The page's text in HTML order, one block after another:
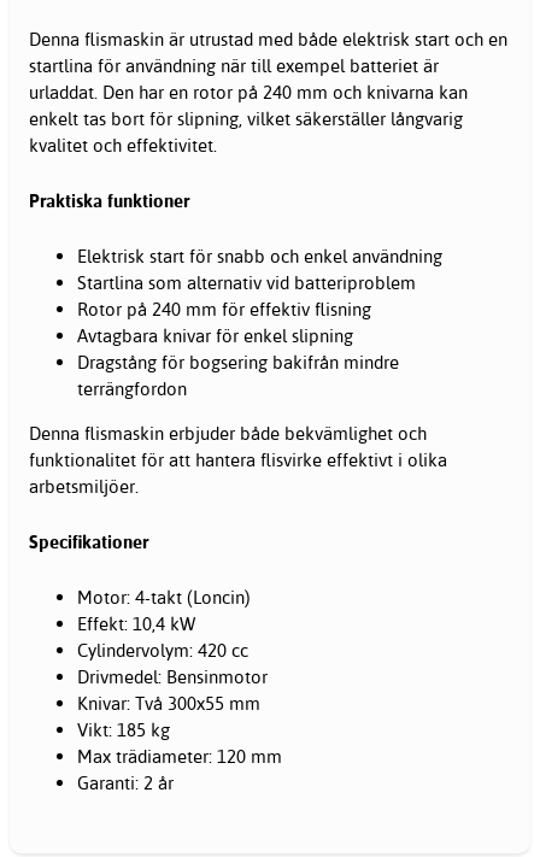
Denna flismaskin är utrustad med både elektrisk start och en
startlina för användning när till exempel batteriet är
urladdat. Den har en rotor på 240 mm och knivarna kan
enkelt tas bort för slipning, vilket säkerställer långvarig
kvalitet och effektivitet.
Praktiska funktioner
Elektrisk start för snabb och enkel användning
Startlina som alternativ vid batteriproblem
Rotor på 240 mm för effektiv flisning
Avtagbara knivar för enkel slipning
Dragstång för bogsering bakifrån mindre
terrängfordon
Denna flismaskin erbjuder både bekvämlighet och
funktionalitet för att hantera flisvirke effektivt i olika
arbetsmiljöer.
Specifikationer
Motor: 4-takt (Loncin)
Effekt: 10,4 kW
Cylindervolym: 420 cc
Drivmedel: Bensinmotor
Knivar: Två 300x55 mm
Vikt: 185 kg
Max trädiameter: 120 mm
Garanti: 2 år